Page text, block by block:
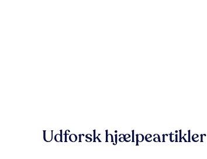
Udforsk hjælpeartikler